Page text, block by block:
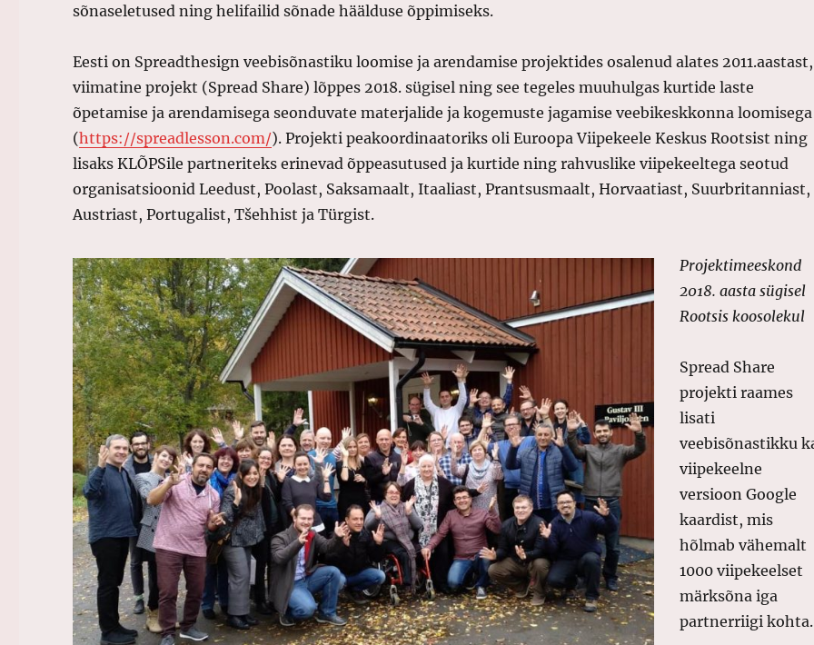
sõnaseletused ning helifailid sõnade häälduse õppimiseks.
Eesti on Spreadthesign veebisõnastiku loomise ja arendamise projektides osalenud alates 2011.aastast,
viimatine projekt (Spread Share) lõppes 2018. sügisel ning see tegeles muuhulgas kurtide laste
õpetamise ja arendamisega seonduvate materjalide ja kogemuste jagamise veebikeskkonna loomisega
(https://spreadlesson.com/). Projekti peakoordinaatoriks oli Euroopa Viipekeele Keskus Rootsist ning
lisaks KLÕPSile partneriteks erinevad õppeasutused ja kurtide ning rahvuslike viipekeeltega seotud
organisatsioonid Leedust, Poolast, Saksamaalt, Itaaliast, Prantsusmaalt, Horvaatiast, Suurbritanniast,
Austriast, Portugalist, Tšehhist ja Türgist.
Projektimeeskond
2018. aasta sügisel
Rootsis koosolekul
Spread Share
projekti raames
lisati
veebisõnastikku
viipekeelne
versioon Google
kaardist, mis
hõlmab vähemalt
1000 viipekeelset
märksõna iga
partnerriigi kohta.